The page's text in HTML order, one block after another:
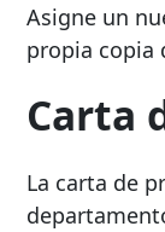
Asigne un
propia copia
Carta
La carta de